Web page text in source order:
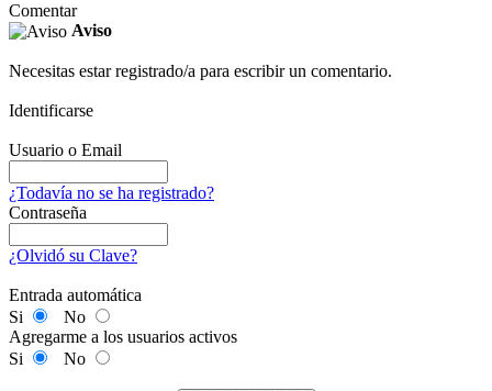
Comentar
Aviso
Necesitas estar registrado/a para escribir un comentario.
Identificarse
Usuario o Email
¿Todavía no se ha registrado?
Contraseña
¿Olvidó su Clave?
Entrada automática
Si
No
Agregarme a los usuarios activos
Si
No